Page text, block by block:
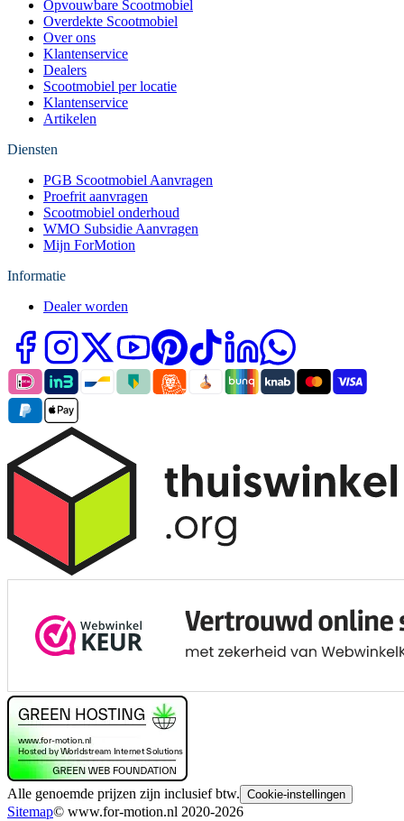
Opvouwbare Scootmobiel
Overdekte Scootmobiel
Over ons
Klantenservice
Dealers
Scootmobiel per locatie
Klantenservice
Artikelen
Diensten
PGB Scootmobiel Aanvragen
Proefrit aanvragen
Scootmobiel onderhoud
WMO Subsidie Aanvragen
Mijn ForMotion
Informatie
Dealer worden
Alle genoemde prijzen zijn inclusief btw. Cookie-instellingen
Sitemap© www.for-motion.nl 2020-2026